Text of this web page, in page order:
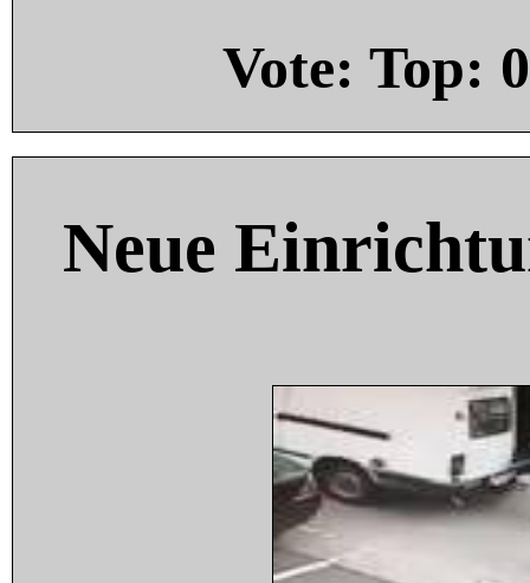
Vote: Top: 0
Neue